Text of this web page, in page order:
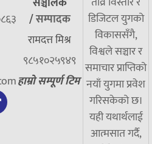
/सम्पादक
रामदत्त मिश्र
९८५१०२५९४९
हाम्रो सम्पूर्ण टिम
डिजिटल युगको
विकाससँगै,
विश्वले सञ्चार र
समाचार प्राप्तिको
नयाँ युगमा प्रवेश
गरिसकेको छ।
यही यथार्थलाई
आत्मसात गर्दै,